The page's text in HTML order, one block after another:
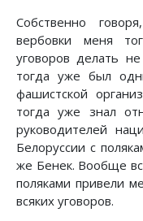
Собственно
вербовки меня
уговоров делать
тогда уже был
фашистской
тогда уже знал
руководителей
Белоруссии с
же Бенек. Вообще
поляками привели
всяких уговоров.